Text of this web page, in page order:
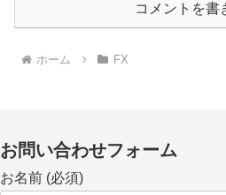
コメントを書
ホーム FX
お問い合わせフォーム
お名前 (必須)